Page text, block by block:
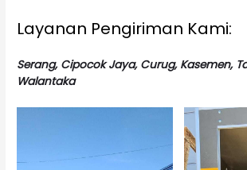
Layanan Pengiriman Kami:
Serang, Cipocok Jaya, Curug, Kasemen,
Walantaka